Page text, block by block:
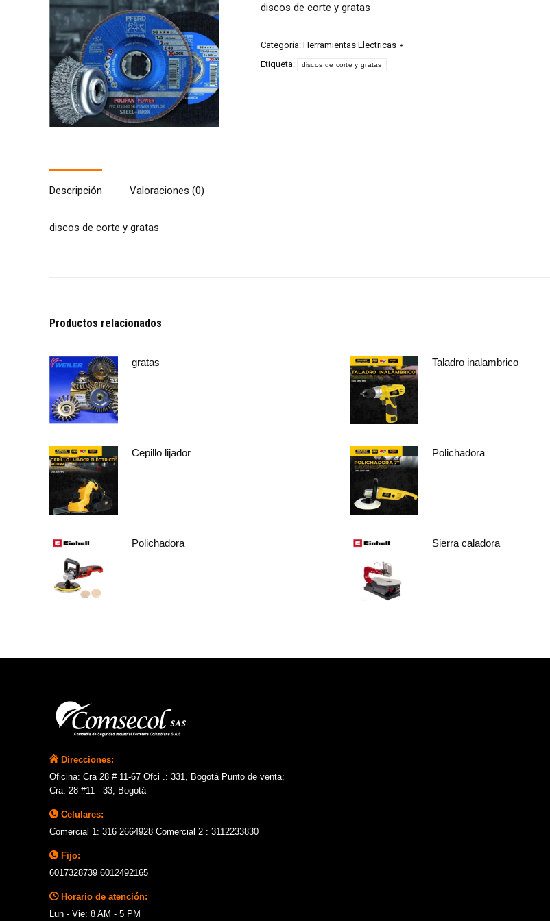
discos de corte y gratas
Categoría: Herramientas Electricas
Etiqueta:
discos de corte y gratas
Descripción Valoraciones (0)
discos de corte y gratas
Productos relacionados
gratas Taladro inalambrico
Cepillo lijador Polichadora
Polichadora Sierra caladora
Direcciones:
Oficina: Cra 28 # 11-67 Ofci .: 331, Bogotá Punto de venta:
Cra. 28 #11 - 33, Bogotá
Celulares:
Comercial 1: 316 2664928 Comercial 2 : 3112233830
Fijo:
6017328739 6012492165
Horario de atención:
Lun - Vie: 8 AM - 5 PM